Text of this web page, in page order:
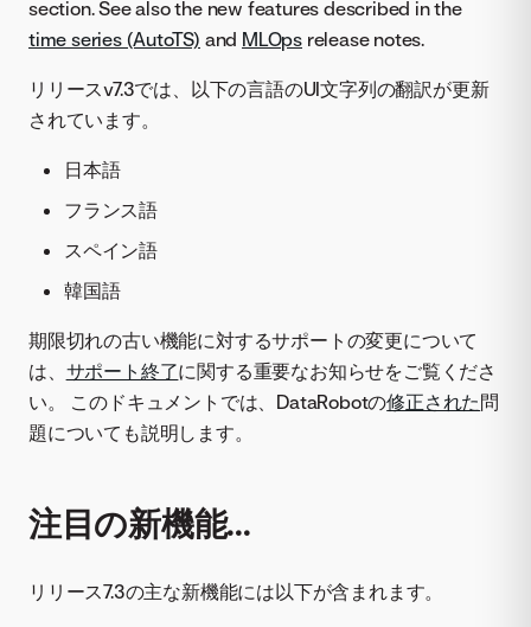
section. See also the new features described in the
time series (AutoTS) and MLOps release notes.
リリースv7.3では、以下の言語のUI文字列の翻訳が更新
されています。
日本語
フランス語
スペイン語
韓国語
期限切れの古い機能に対するサポートの変更について
は、 サポート終了に関する重要なお知らせをご覧くださ
い。 このドキュメントでは、DataRobotの修正された​問
題についても説明します。
注目の新機能...
リリース7.3の主な新機能には以下が含まれます。